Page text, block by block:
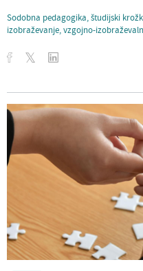
Sodobna pedagogika,študijski
izobraževanje,vzgojno-